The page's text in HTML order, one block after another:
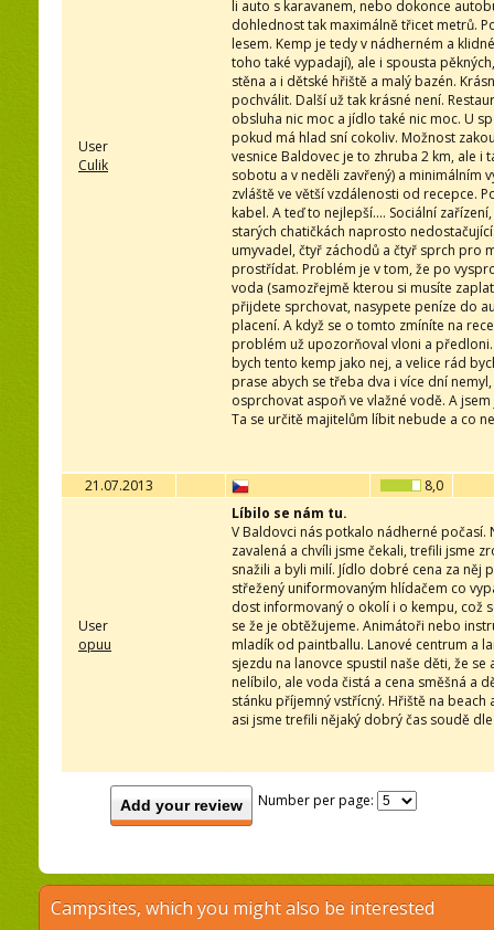
User
Culik
li auto s karavanem, nebo dokonce
dohlednost tak maximálně třicet metrů.
lesem. Kemp je tedy v nádherném a
toho také vypadají), ale i spousta
stěna a i dětské hřiště a malý bazén.
pochválit. Další už tak krásné není.
obsluha nic moc a jídlo také nic moc. U
pokud má hlad sní cokoliv. Možnost
vesnice Baldovec je to zhruba 2 km, ale
sobotu a v neděli zavřený) a minimálním
zvláště ve větší vzdálenosti od recepce.
kabel. A teď to nejlepší.... Sociální
starých chatičkách naprosto
umyvadel, čtyř záchodů a čtyř sprch pro
prostřídat. Problém je v tom, že po
voda (samozřejmě kterou si musíte
přijdete sprchovat, nasypete peníze do
placení. A když se o tomto zmíníte na
problém už upozorňoval vloni a
bych tento kemp jako nej, a velice rád
prase abych se třeba dva i více dní
osprchovat aspoň ve vlažné vodě. A
Ta se určitě majitelům líbit nebude a co
21.07.2013 8,0
User
opuu
Líbilo se nám tu.
V Baldovci nás potkalo nádherné
zavalená a chvíli jsme čekali, trefili jsme
snažili a byli milí. Jídlo dobré cena za něj
střežený uniformovaným hlídačem co
dost informovaný o okolí i o kempu, což
se že je obtěžujeme. Animátoři nebo
mladík od paintballu. Lanové centrum a
sjezdu na lanovce spustil naše děti, že
nelíbilo, ale voda čistá a cena směšná a
stánku příjemný vstřícný. Hřiště na
asi jsme trefili nějaký dobrý čas soudě
Add your review Number per page:
Campsites, which you might also be interested